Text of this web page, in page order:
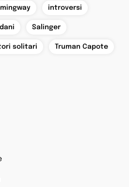
introversi
Salinger
solitari Truman Capote